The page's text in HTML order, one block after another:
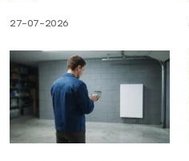
27-07-2026